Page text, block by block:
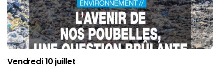
Vendredi 10 juillet